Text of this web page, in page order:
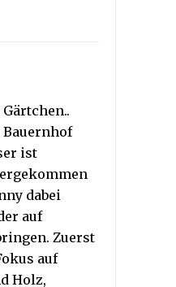
Bauernhof
ist
dabei
auf
Zuerst
auf
Holz,